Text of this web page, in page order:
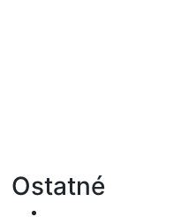
Ostatné